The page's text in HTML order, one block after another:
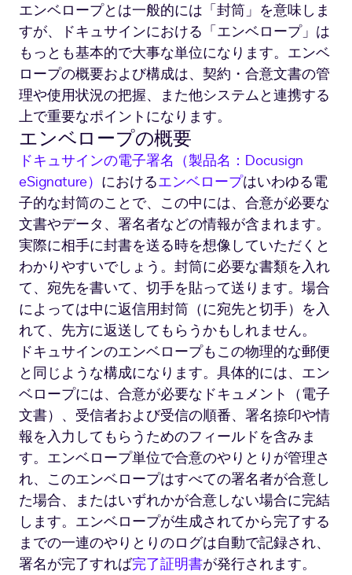
エンベロープとは一般的には「封筒」を意味しま
すが、ドキュサインにおける「エンベロープ」は
もっとも基本的で大事な単位になります。エンベ
ロープの概要および構成は、契約・合意文書の管
理や使用状況の把握、また他システムと連携する
上で重要なポイントになります。
エンベロープの概要
ドキュサインの電子署名（製品名：Docusign
eSignature） におけるエンベロープはいわゆる電
子的な封筒のことで、この中には、合意が必要な
文書やデータ、署名者などの情報が含まれます。
実際に相手に封書を送る時を想像していただくと
わかりやすいでしょう。封筒に必要な書類を入れ
て、宛先を書いて、切手を貼って送ります。場合
によっては中に返信用封筒（に宛先と切手）を入
れて、先方に返送してもらうかもしれません。
ドキュサインのエンベロープもこの物理的な郵便
と同じような構成になります。具体的には、エン
ベロープには、合意が必要なドキュメント（電子
文書）、受信者および受信の順番、署名捺印や情
報を入力してもらうためのフィールドを含みま
す。エンベロープ単位で合意のやりとりが管理さ
れ、このエンベロープはすべての署名者が合意し
た場合、またはいずれかが合意しない場合に完結
します。エンベロープが生成されてから完了する
までの一連のやりとりのログは自動で記録され、
署名が完了すれば完了証明書が発行されます。